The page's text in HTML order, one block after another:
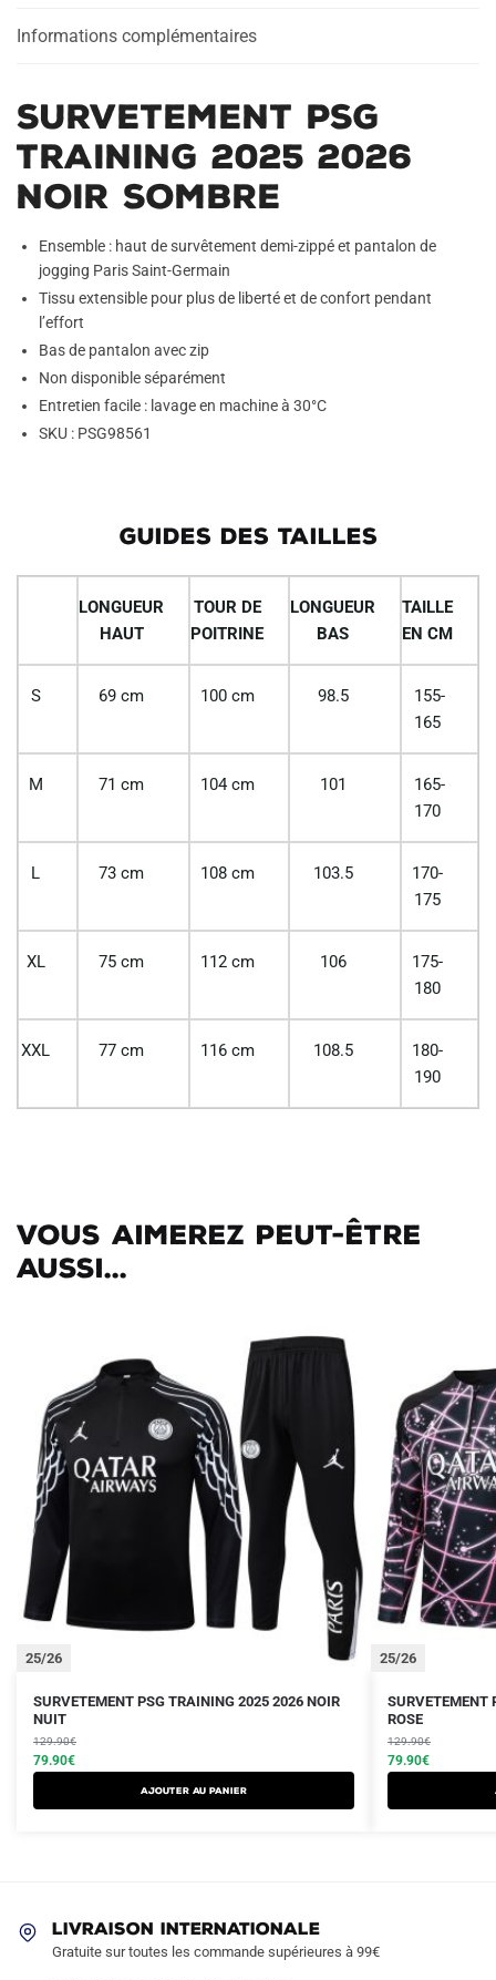
Informations complémentaires
Survetement PSG
Training 2025 2026
Noir Sombre
Ensemble : haut de survêtement demi-zippé et pantalon de
jogging Paris Saint-Germain
Tissu extensible pour plus de liberté et de confort pendant
l’effort
Bas de pantalon avec zip
Non disponible séparément
Entretien facile : lavage en machine à 30°C
SKU : PSG98561
GUIDES DES TAILLES
LONGUEUR
HAUT
TOUR DE
POITRINE
LONGUEUR
BAS
TAILLE
EN CM
S 69 cm 100 cm 98.5
155-
165
M 71 cm 104 cm 101
165-
170
L 73 cm 108 cm 103.5
170-
175
XL 75 cm 112 cm 106
175-
180
XXL 77 cm 116 cm 108.5
180-
190
Vous aimerez peut-être
aussi...
25/26
SURVETEMENT PSG TRAINING 2025 2026 NOIR
NUIT
129.90€
Le
prix
initial
était :
79.90€
Le
prix
actuel
est :
AJOUTER AU PANIER
Ce
produit
a
plusieurs
variations.
choisies
25/26
SURVETEMENT
ROSE
129.90€
Le
prix
initial
était :
79.90€
Le
prix
actuel
est :
Ce
produit
a
plusieurs
variations.
LIVRAISON INTERNATIONALE
Gratuite sur toutes les commande supérieures à 99€